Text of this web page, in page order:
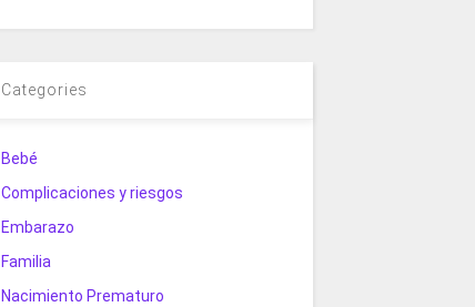
Categories
Bebé
Complicaciones y riesgos
Embarazo
Familia
Nacimiento Prematuro